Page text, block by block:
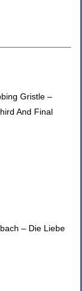
Gristle –
And Final
– Die Liebe